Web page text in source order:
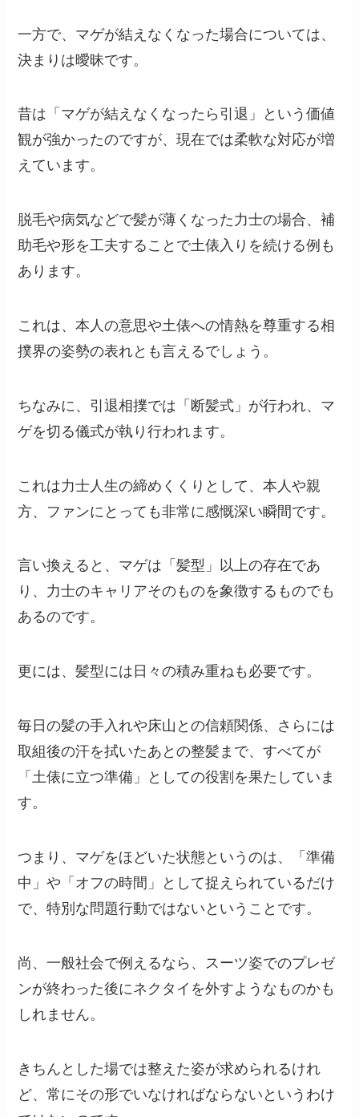
一方で、マゲが結えなくなった場合については、
決まりは曖昧です。
昔は「マゲが結えなくなったら引退」という価値
観が強かったのですが、現在では柔軟な対応が増
えています。
脱毛や病気などで髪が薄くなった力士の場合、補
助毛や形を工夫することで土俵入りを続ける例も
あります。
これは、本人の意思や土俵への情熱を尊重する相
撲界の姿勢の表れとも言えるでしょう。
ちなみに、引退相撲では「断髪式」が行われ、マ
ゲを切る儀式が執り行われます。
これは力士人生の締めくくりとして、本人や親
方、ファンにとっても非常に感慨深い瞬間です。
言い換えると、マゲは「髪型」以上の存在であ
り、力士のキャリアそのものを象徴するものでも
あるのです。
更には、髪型には日々の積み重ねも必要です。
毎日の髪の手入れや床山との信頼関係、さらには
取組後の汗を拭いたあとの整髪まで、すべてが
「土俵に立つ準備」としての役割を果たしていま
す。
つまり、マゲをほどいた状態というのは、「準備
中」や「オフの時間」として捉えられているだけ
で、特別な問題行動ではないということです。
尚、一般社会で例えるなら、スーツ姿でのプレゼ
ンが終わった後にネクタイを外すようなものかも
しれません。
きちんとした場では整えた姿が求められるけれ
ど、常にその形でいなければならないというわけ